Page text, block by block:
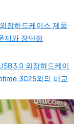
장하드케이스 제품
제와 장단점
외장하드케이
3025와의 비교